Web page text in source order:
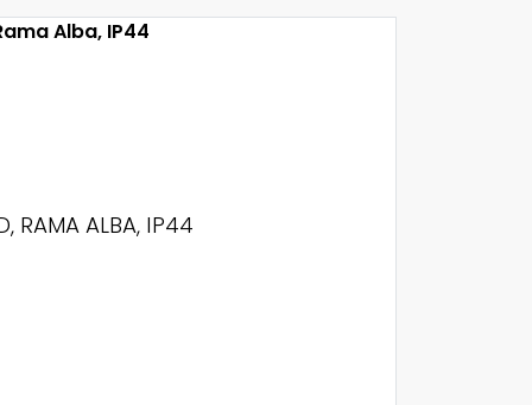
RAMA ALBA, IP44